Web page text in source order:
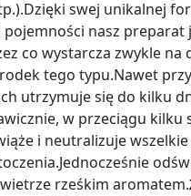
swej unikalnej
pojemności nasz preparat
co wystarcza zwykle na
tego typu.Nawet
utrzymuje się do kilku
w przeciągu kilku
i neutralizuje
rześkim aromatem.